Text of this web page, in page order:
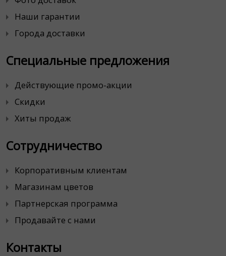
Наши гарантии
Города доставки
Специальные предложения
Действующие промо-акции
Скидки
Хиты продаж
Сотрудничество
Корпоративным клиентам
Магазинам цветов
Партнерская программа
Продавайте с нами
Контакты